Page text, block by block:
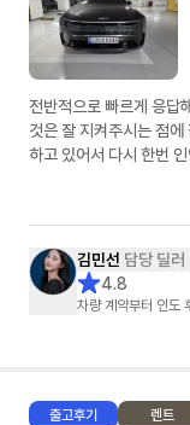
전반적으로 빠르게 응답
것은 잘 지켜주시는 점
하고 있어서 다시 한번
김민선 담당 딜러
4.8
차량 계약부터 인도
출고후기 렌트